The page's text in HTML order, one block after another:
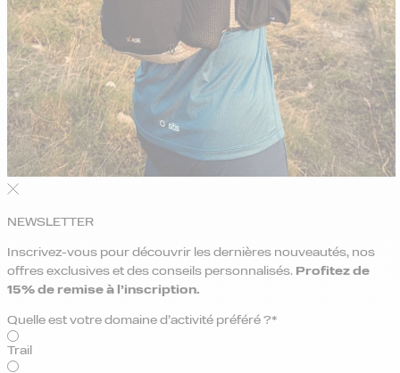
NEWSLETTER
Inscrivez-vous pour découvrir les dernières nouveautés, nos
offres exclusives et des conseils personnalisés. Profitez de
15% de remise à l’inscription.
Quelle est votre domaine d’activité préféré ?*
Trail